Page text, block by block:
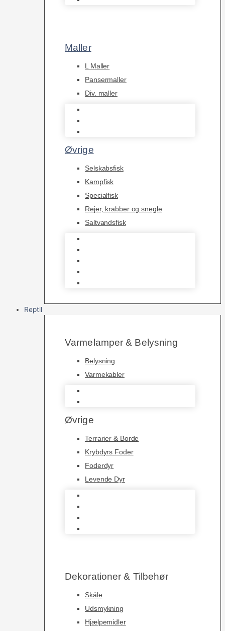
Maller
L Maller
Pansermaller
Div. maller
Øvrige
Selskabsfisk
Kampfisk
Specialfisk
Rejer, krabber og snegle
Saltvandsfisk
Reptil
Varmelamper & Belysning
Belysning
Varmekabler
Øvrige
Terrarier & Borde
Krybdyrs Foder
Foderdyr
Levende Dyr
Dekorationer & Tilbehør
Skåle
Udsmykning
Hjælpemidler